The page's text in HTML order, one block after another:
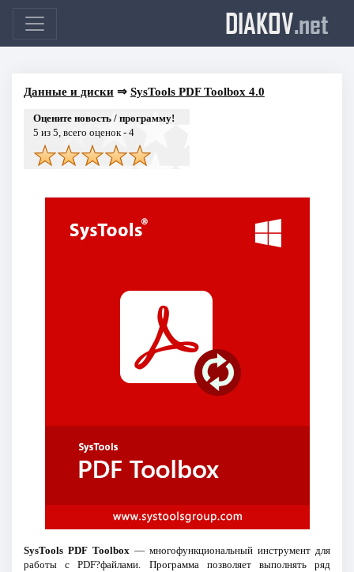
DIAKOV.net
Данные и диски⇒ SysTools PDF Toolbox 4.0
Оцените новость / программу!
5 из 5, всего оценок - 4
SysTools PDF Toolbox — многофункциональный инструмент для
работы с PDF?файлами. Программа позволяет выполнять ряд